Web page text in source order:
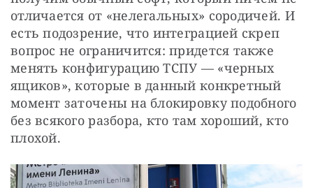
отличается от «нелегальных» сородичей. И
есть подозрение, что интеграцией скреп
вопрос не ограничится: придется также
менять конфигурацию ТСПУ — «черных
ящиков», которые в данный конкретный
момент заточены на блокировку подобного
без всякого разбора, кто там хороший, кто
плохой.